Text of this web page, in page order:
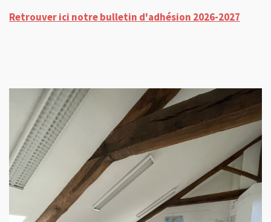
Retrouver ici notre bulletin d'adhésion 2026-2027